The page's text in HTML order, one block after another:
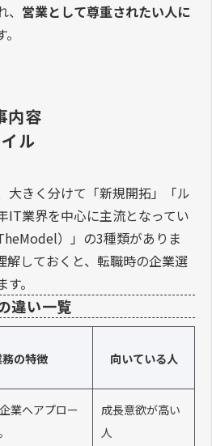
営業として尊重されたい人に
内容
ル
大きく分けて「新規開拓」「ル
IT業界を中心に主流となってい
）」の3種類がありま
解しておくと、転職時の企業選
。
違い一覧
の特徴 向いている人
業へアプロー
成長意欲が高い
人